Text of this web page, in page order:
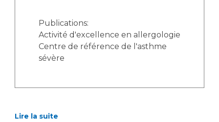
Publications:
Activité d'excellence en allergologie
Centre de référence de l'asthme
sévère
Lire la suite